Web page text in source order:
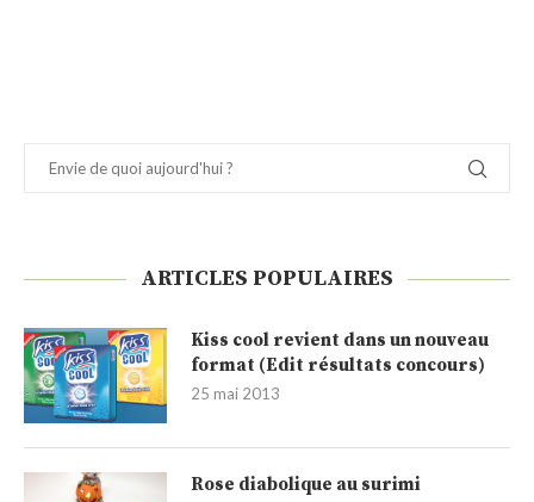
ARTICLES POPULAIRES
Kiss cool revient dans un nouveau
format (Edit résultats concours)
25 mai 2013
Rose diabolique au surimi